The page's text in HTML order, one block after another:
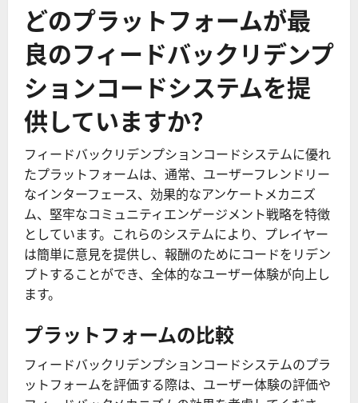
どのプラットフォームが最
良のフィードバックリデンプ
ションコードシステムを提
供していますか？
フィードバックリデンプションコードシステムに優れ
たプラットフォームは、通常、ユーザーフレンドリー
なインターフェース、効果的なアンケートメカニズ
ム、堅牢なコミュニティエンゲージメント戦略を特徴
としています。これらのシステムにより、プレイヤー
は簡単に意見を提供し、報酬のためにコードをリデン
プトすることができ、全体的なユーザー体験が向上し
ます。
プラットフォームの比較
フィードバックリデンプションコードシステムのプラ
ットフォームを評価する際は、ユーザー体験の評価や